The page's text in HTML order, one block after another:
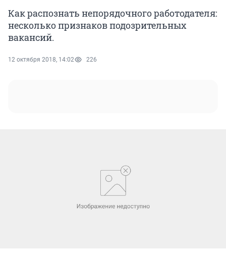
Как распознать непорядочного работодателя:
несколько признаков подозрительных
вакансий.
12 октября 2018, 14:02 226